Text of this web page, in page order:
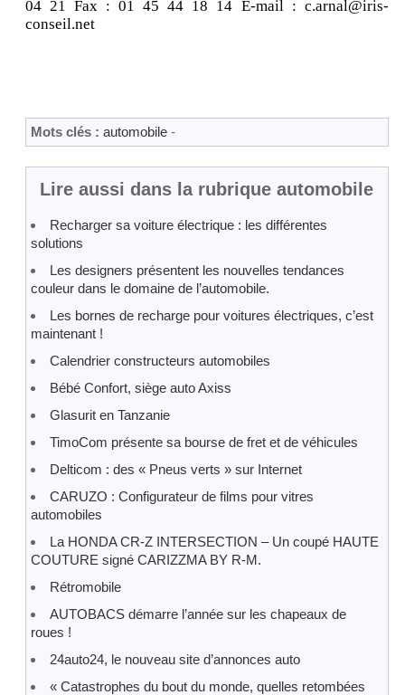
04 21 Fax : 01 45 44 18 14 E-mail : c.arnal@iris-
conseil.net
Mots clés : automobile -
Lire aussi dans la rubrique automobile
Recharger sa voiture électrique : les différentes
solutions
Les designers présentent les nouvelles tendances
couleur dans le domaine de l’automobile.
Les bornes de recharge pour voitures électriques, c’est
maintenant !
Calendrier constructeurs automobiles
Bébé Confort, siège auto Axiss
Glasurit en Tanzanie
TimoCom présente sa bourse de fret et de véhicules
Delticom : des « Pneus verts » sur Internet
CARUZO : Configurateur de films pour vitres
automobiles
La HONDA CR-Z INTERSECTION – Un coupé HAUTE
COUTURE signé CARIZZMA BY R-M.
Rétromobile
AUTOBACS démarre l’année sur les chapeaux de
roues !
24auto24, le nouveau site d’annonces auto
« Catastrophes du bout du monde, quelles retombées